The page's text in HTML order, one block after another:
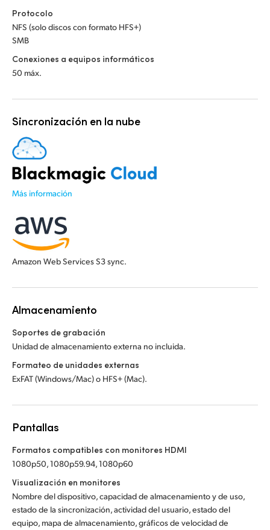
Protocolo
NFS (solo discos con formato HFS+)
SMB
Conexiones a equipos informáticos
50 máx.
Sincronización en la nube
Más información
Amazon Web Services S3 sync.
Almacenamiento
Soportes de grabación
Unidad de almacenamiento externa no incluida.
Formateo de unidades externas
ExFAT (Windows/Mac) o HFS+ (Mac).
Pantallas
Formatos compatibles con monitores HDMI
1080p50, 1080p59.94, 1080p60
Visualización en monitores
Nombre del dispositivo, capacidad de almacenamiento y de uso,
estado de la sincronización, actividad del usuario, estado del
equipo, mapa de almacenamiento, gráficos de velocidad de